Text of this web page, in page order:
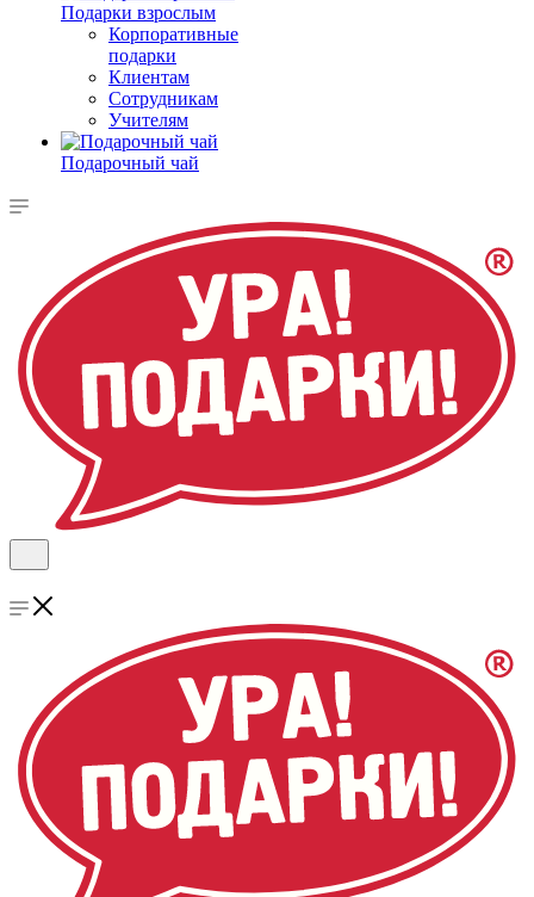
Подарки взрослым
Корпоративные
подарки
Клиентам
Сотрудникам
Учителям
Подарочный чай